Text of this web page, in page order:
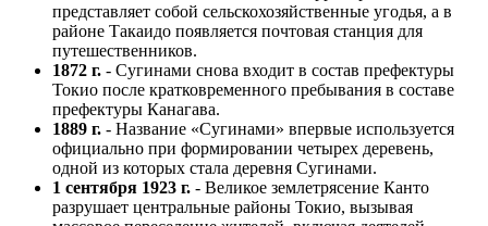
представляет собой сельскохозяйственные угодья, а в
районе Такаидо появляется почтовая станция для
путешественников.
1872 г. - Сугинами снова входит в состав префектуры
Токио после кратковременного пребывания в составе
префектуры Канагава.
1889 г. - Название «Сугинами» впервые используется
официально при формировании четырех деревень,
одной из которых стала деревня Сугинами.
1 сентября 1923 г. - Великое землетрясение Канто
разрушает центральные районы Токио, вызывая